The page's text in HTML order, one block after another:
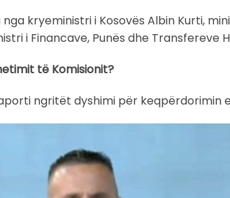
kryeministri i Kosovës Albin Kurti,
i Financave, Punës dhe Transfereve
të Komisionit?
ngritët dyshimi për keqpërdorimin